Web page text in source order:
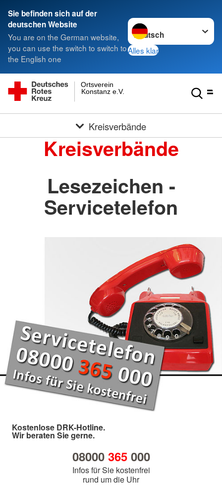
Sie befinden sich auf der
deutschen Website
You are on the German website,
you can use the switch to switch to
the English one
Sprache wechseln zu
Alles klar
Konstanz e.V.
Ortsverein
Kreisverbände
Kreisverbände
Lesezeichen -
Servicetelefon
Kostenlose DRK-Hotline.
Wir beraten Sie gerne.
08000 365000
Infos für Sie kostenfrei
rund um die Uhr